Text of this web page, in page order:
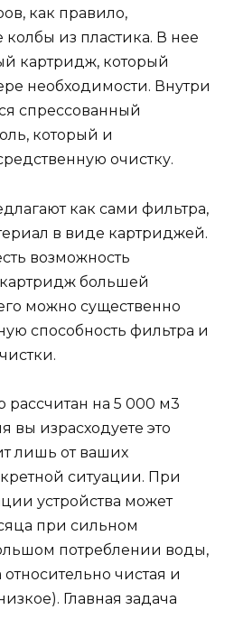
как правило,
из пластика. В нее
картридж, который
необходимости. Внутри
спрессованный
который и
очистку.
как сами фильтра,
в виде картриджей.
возможность
картридж большей
можно существенно
способность фильтра и
рассчитан на 5 000 м3
вы израсходуете это
лишь от ваших
ситуации. При
устройства может
при сильном
потреблении воды,
чистая и
Главная задача